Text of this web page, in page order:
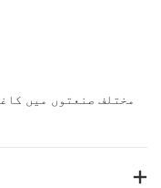
مختلف صنعتوں میں